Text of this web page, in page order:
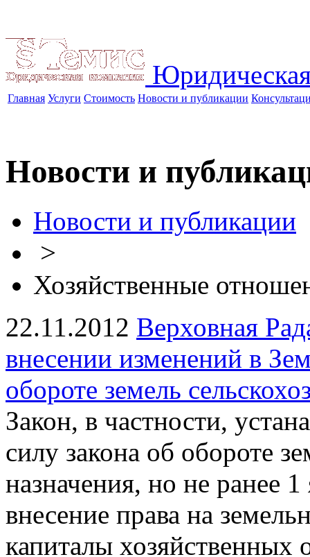
Главная Услуги Стоимость Новости и публикации
Новости и
Новости и публикации
>
Хозяйственные
22.11.2012 Верховная
внесении изменений в
обороте земель
Закон, в частности,
силу закона об обороте
назначения, но не ранее
внесение права на
капиталы хозяйственных